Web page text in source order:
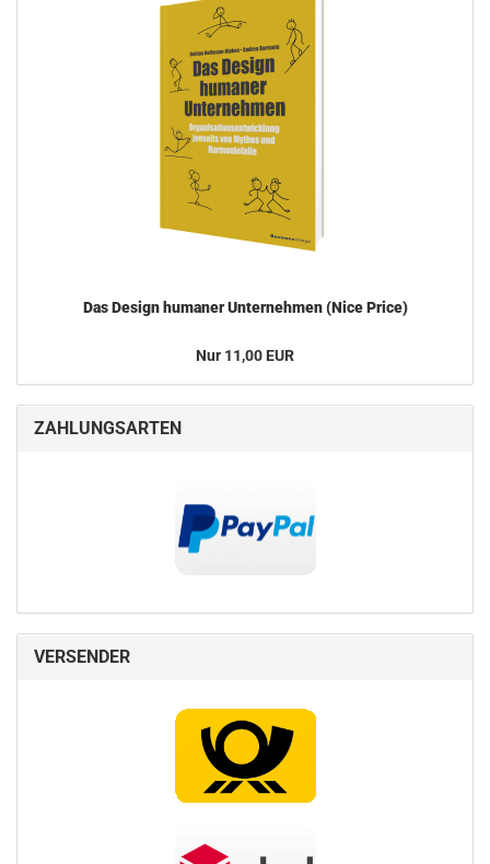
Das De­sign hu­ma­ner Un­ter­neh­men (Nice Price)
Nur 11,00 EUR
ZAHLUNGSARTEN
VERSENDER